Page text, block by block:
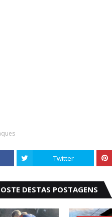
Twitter
DESTAS POSTAGENS